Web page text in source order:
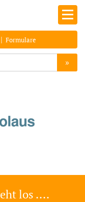
| Formulare
»
los ....